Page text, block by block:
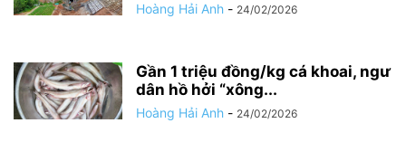
Hoàng Hải Anh - 24/02/2026
Gần 1 triệu đồng/kg cá khoai, ngư
dân hồ hởi “xông...
Hoàng Hải Anh - 24/02/2026